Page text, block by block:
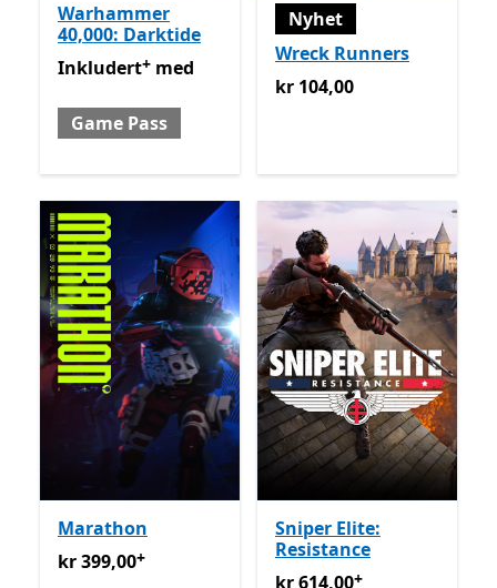
Warhammer
40,000: Darktide
Inkludert med Game Pass Tilbyr kjøp i appen
Inkludert+ med
Game Pass
Nyhet
Wreck Runners
kr 104,00
kr 104,00
Marathon
kr 399,00Tilbyr kjøp i appen
kr 399,00+
Sniper Elite:
Resistance
kr 614,00Tilbyr kjøp i
kr 614,00+